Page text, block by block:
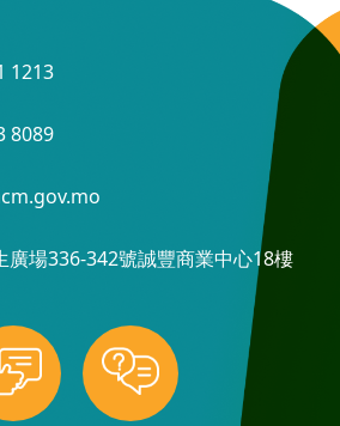
1213
8089
廣場336-342號誠豐商業中心18樓